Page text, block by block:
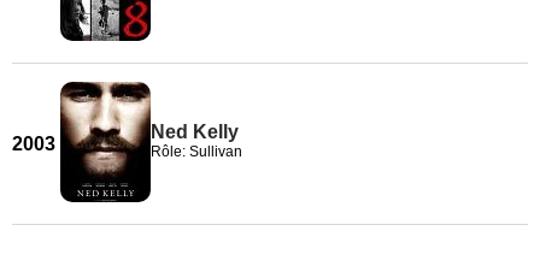
2003
Ned Kelly
Rôle: Sullivan